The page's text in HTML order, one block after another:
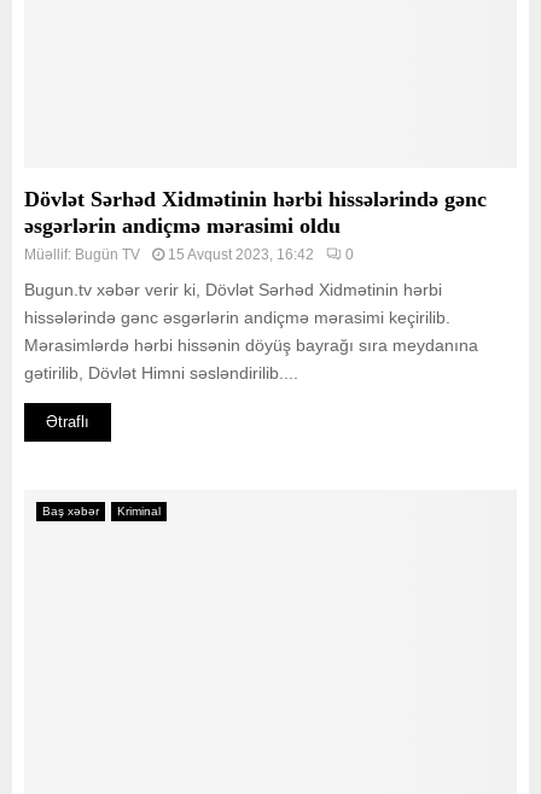
Dövlət Sərhəd Xidmətinin hərbi hissələrində gənc
əsgərlərin andiçmə mərasimi oldu
Müəllif: Bugün TV 15 Avqust 2023, 16:42 0
Bugun.tv xəbər verir ki, Dövlət Sərhəd Xidmətinin hərbi
hissələrində gənc əsgərlərin andiçmə mərasimi keçirilib.
Mərasimlərdə hərbi hissənin döyüş bayrağı sıra meydanına
gətirilib, Dövlət Himni səsləndirilib....
Ətraflı
Baş xəbər Kriminal